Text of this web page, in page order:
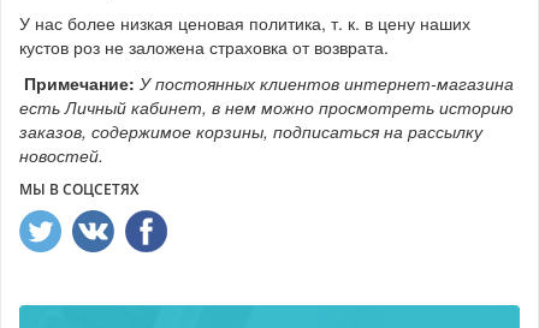
У нас более низкая ценовая политика, т. к. в цену наших
кустов роз не заложена страховка от возврата.
Примечание: У постоянных клиентов интернет-магазина
есть Личный кабинет, в нем можно просмотреть историю
заказов, содержимое корзины, подписаться на рассылку
новостей.
МЫ В СОЦСЕТЯХ